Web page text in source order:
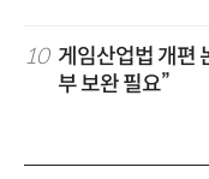
10 게임산업법 개편
부 보완 필요”